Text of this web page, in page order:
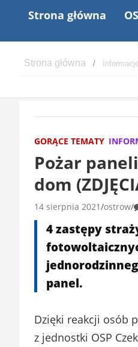
Strona główna
GORĄCE TEMATY
Pożar
dom
14 sierpnia 2021 ostrow
4 zastępy
panel.
Dzięki reakcji osób
z jednostki OSP